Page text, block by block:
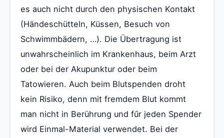
es auch nicht durch den physischen Kontakt
(Händeschütteln, Küssen, Besuch von
Schwimmbädern, …). Die Übertragung ist
unwahrscheinlich im Krankenhaus, beim Arzt
oder bei der Akupunktur oder beim
Tatowieren. Auch beim Blutspenden droht
kein Risiko, denn mit fremdem Blut kommt
man nicht in Berührung und fűr jeden Spender
wird Einmal-Material verwendet. Bei der